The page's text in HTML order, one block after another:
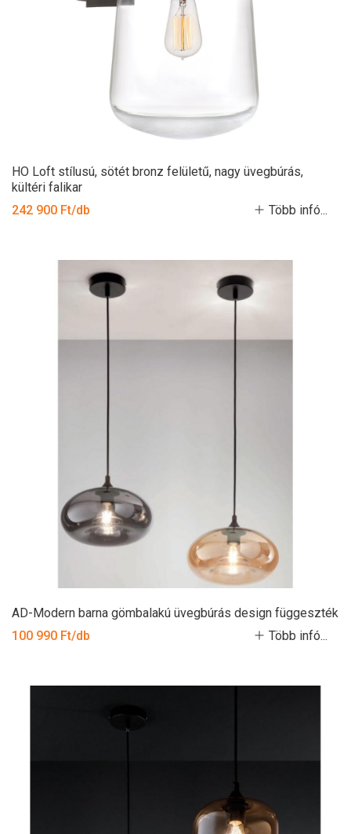
HO Loft stílusú, sötét bronz felületű, nagy üvegbúrás,
kültéri falikar
242 900 Ft/db
Több infó...
AD-Modern barna gömbalakú üvegbúrás design függeszték
100 990 Ft/db
Több infó...